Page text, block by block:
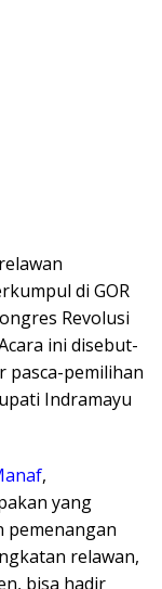
di GOR
Revolusi
ini disebut-
pasca-pemilihan
Indramayu
,
yang
pemenangan
relawan,
bisa hadir